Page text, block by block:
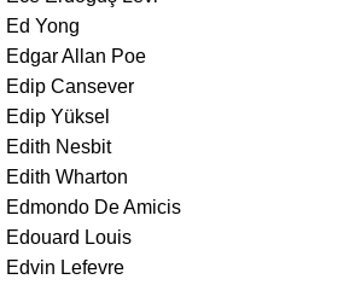
Ed Yong
Edgar Allan Poe
Edip Cansever
Edip Yüksel
Edith Nesbit
Edith Wharton
Edmondo De Amicis
Edouard Louis
Edvin Lefevre